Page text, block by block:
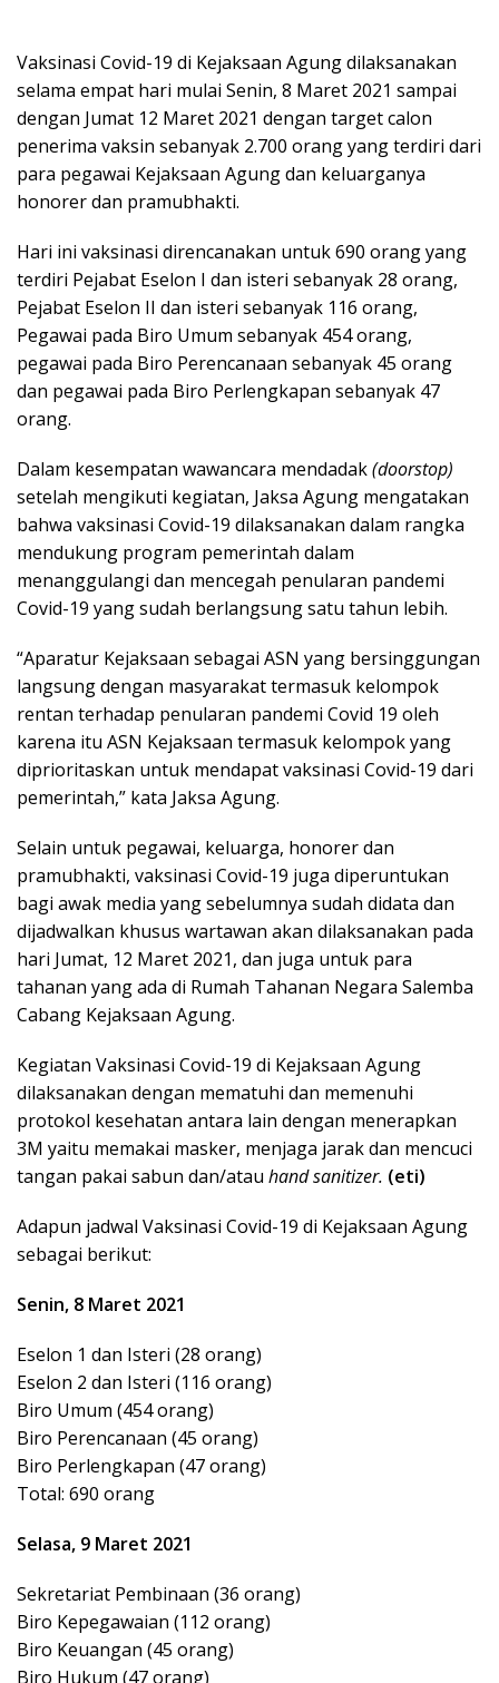
Vaksinasi Covid-19 di Kejaksaan Agung dilaksanakan
selama empat hari mulai Senin, 8 Maret 2021 sampai
dengan Jumat 12 Maret 2021 dengan target calon
penerima vaksin sebanyak 2.700 orang yang terdiri dari
para pegawai Kejaksaan Agung dan keluarganya
honorer dan pramubhakti.
Hari ini vaksinasi direncanakan untuk 690 orang yang
terdiri Pejabat Eselon I dan isteri sebanyak 28 orang,
Pejabat Eselon II dan isteri sebanyak 116 orang,
Pegawai pada Biro Umum sebanyak 454 orang,
pegawai pada Biro Perencanaan sebanyak 45 orang
dan pegawai pada Biro Perlengkapan sebanyak 47
orang.
Dalam kesempatan wawancara mendadak(doorstop)
setelah mengikuti kegiatan, Jaksa Agung mengatakan
bahwa vaksinasi Covid-19 dilaksanakan dalam rangka
mendukung program pemerintah dalam
menanggulangi dan mencegah penularan pandemi
Covid-19 yang sudah berlangsung satu tahun lebih.
“Aparatur Kejaksaan sebagai ASN yang bersinggungan
langsung dengan masyarakat termasuk kelompok
rentan terhadap penularan pandemi Covid 19 oleh
karena itu ASN Kejaksaan termasuk kelompok yang
diprioritaskan untuk mendapat vaksinasi Covid-19 dari
pemerintah,” kata Jaksa Agung.
Selain untuk pegawai, keluarga, honorer dan
pramubhakti, vaksinasi Covid-19 juga diperuntukan
bagi awak media yang sebelumnya sudah didata dan
dijadwalkan khusus wartawan akan dilaksanakan pada
hari Jumat, 12 Maret 2021, dan juga untuk para
tahanan yang ada di Rumah Tahanan Negara Salemba
Cabang Kejaksaan Agung.
Kegiatan Vaksinasi Covid-19 di Kejaksaan Agung
dilaksanakan dengan mematuhi dan memenuhi
protokol kesehatan antara lain dengan menerapkan
3M yaitu memakai masker, menjaga jarak dan mencuci
tangan pakai sabun dan/atau hand sanitizer. (eti)
Adapun jadwal Vaksinasi Covid-19 di Kejaksaan Agung
sebagai berikut:
Senin, 8 Maret 2021
Eselon 1 dan Isteri (28 orang)
Eselon 2 dan Isteri (116 orang)
Biro Umum (454 orang)
Biro Perencanaan (45 orang)
Biro Perlengkapan (47 orang)
Total: 690 orang
Selasa, 9 Maret 2021
Sekretariat Pembinaan (36 orang)
Biro Kepegawaian (112 orang)
Biro Keuangan (45 orang)
Biro Hukum (47 orang)